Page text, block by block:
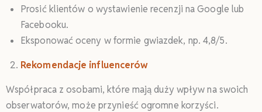
Prosić klientów o wystawienie recenzji na Google lub
Facebooku.
Eksponować oceny w formie gwiazdek, np. 4,8/5.
Rekomendacje influencerów
Współpraca z osobami, które mają duży wpływ na swoich
obserwatorów, może przynieść ogromne korzyści.